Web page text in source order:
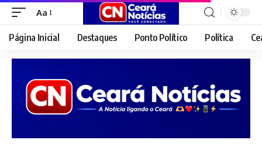
Font
Resizer
Aa
Página Inicial Destaques Ponto Político Política